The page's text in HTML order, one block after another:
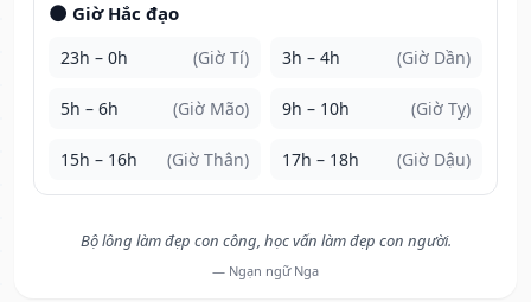
🌑 Giờ Hắc đạo
23h – 0h (Giờ Tí) 3h – 4h (Giờ Dần)
5h – 6h (Giờ Mão) 9h – 10h (Giờ Tỵ)
15h – 16h (Giờ Thân) 17h – 18h (Giờ Dậu)
Bộ lông làm đẹp con công, học vấn làm đẹp con người.
— Ngạn ngữ Nga